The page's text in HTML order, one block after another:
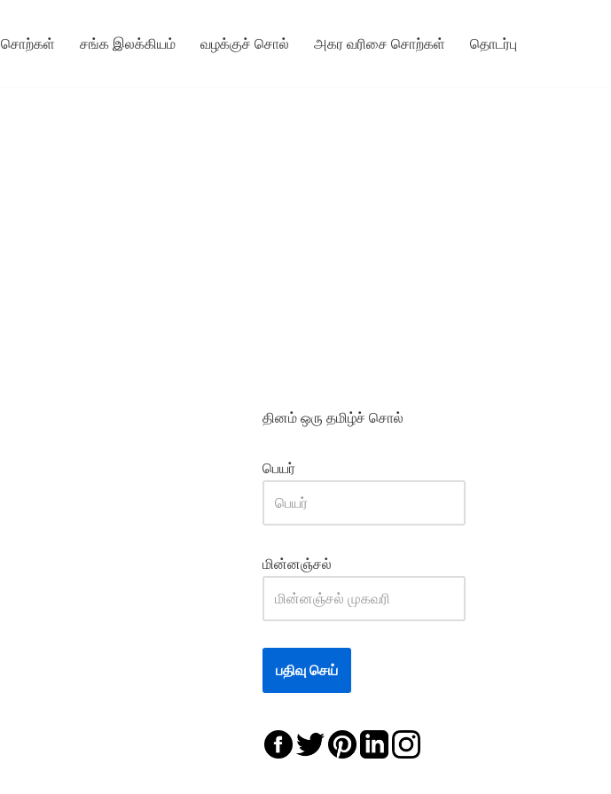
சொற்கள் சங்க இலக்கியம் வழக்குச் சொல் அகர வரிசை சொற்கள் தொடர்பு
தினம் ஒரு தமிழ்ச் சொல்
பெயர்
மின்னஞ்சல்